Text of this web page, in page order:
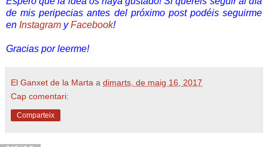
de mis peripecias antes del próximo post podéis seguirme
en Instagram yFacebook!
Gracias por leerme!
El Ganxet de la Marta a dimarts, de maig 16, 2017
Cap comentari:
Comparteix